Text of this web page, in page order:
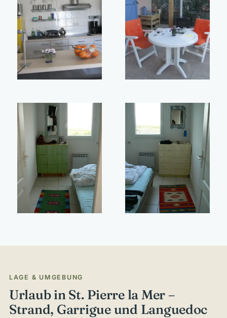
LAGE & UMGEBUNG
Urlaub in St. Pierre la Mer –
Strand, Garrigue und Languedoc